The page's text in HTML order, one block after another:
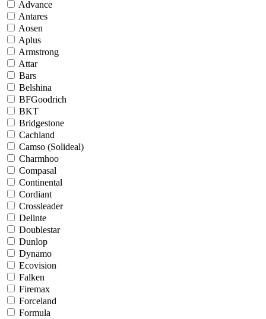
Advance
Antares
Aosen
Aplus
Armstrong
Attar
Bars
Belshina
BFGoodrich
BKT
Bridgestone
Cachland
Camso (Solideal)
Charmhoo
Compasal
Continental
Cordiant
Crossleader
Delinte
Doublestar
Dunlop
Dynamo
Ecovision
Falken
Firemax
Forceland
Formula